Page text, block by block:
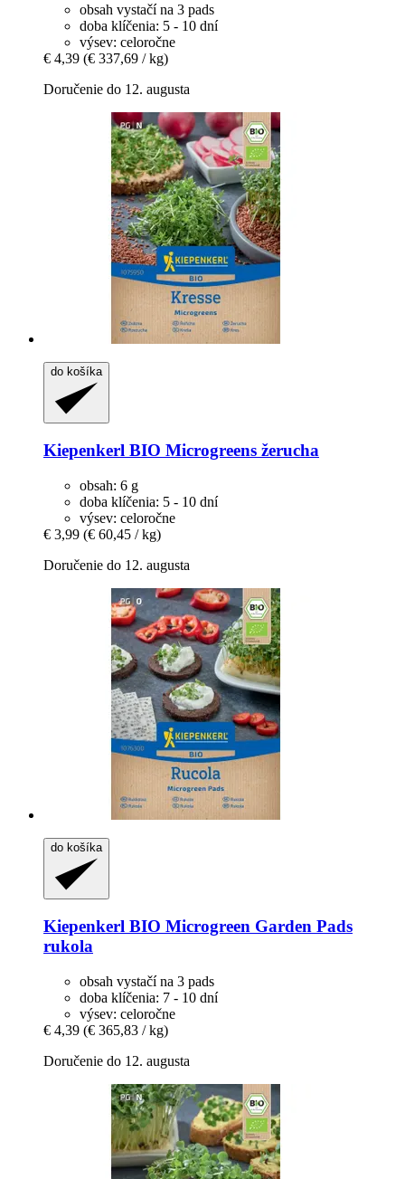
obsah vystačí na 3 pads
doba klíčenia: 5 - 10 dní
výsev: celoročne
€ 4,39 (€ 337,69 / kg)
Doručenie do 12. augusta
do košíka
Kiepenkerl BIO Microgreens žerucha
obsah: 6 g
doba klíčenia: 5 - 10 dní
výsev: celoročne
€ 3,99 (€ 60,45 / kg)
Doručenie do 12. augusta
do košíka
Kiepenkerl BIO Microgreen Garden Pads
rukola
obsah vystačí na 3 pads
doba klíčenia: 7 - 10 dní
výsev: celoročne
€ 4,39 (€ 365,83 / kg)
Doručenie do 12. augusta